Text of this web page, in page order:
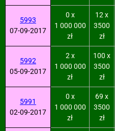
5993
07-09-2017
0 x
1 000 000
zł
12 x
3500
zł
5992
05-09-2017
2 x
1 000 000
zł
100 x
3500
zł
5991
02-09-2017
0 x
1 000 000
zł
69 x
3500
zł